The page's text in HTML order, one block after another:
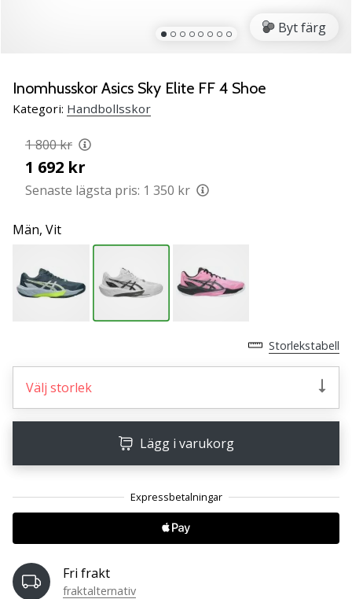
PUMA
NITRO
handbollsskorna!
Upptäck
tekniska
uppdateringarna
ta
reda
25. 11. 2024
•
a
Brand
Ambassador
our
handball
brand
Byt färg
Inomhusskor Asics Sky Elite FF 4 Shoe
Kategori: Handbollsskor
1 800 kr
1 692 kr
Senaste lägsta pris: 1 350 kr
Män, Vit
Storlekstabell
Välj storlek
Lägg i varukorg
Fri frakt
fraktalternativ